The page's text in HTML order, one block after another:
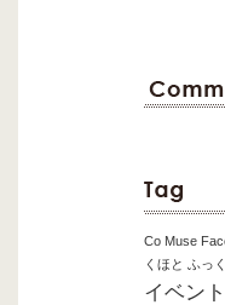
Co Muse
くほと ふっ
イベント